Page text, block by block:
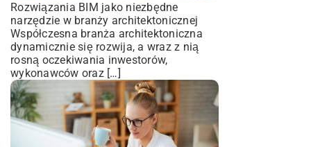
Rozwiązania BIM jako niezbędne
narzędzie w branży architektonicznej
Współczesna branża architektoniczna
dynamicznie się rozwija, a wraz z nią
rosną oczekiwania inwestorów,
wykonawców oraz […]